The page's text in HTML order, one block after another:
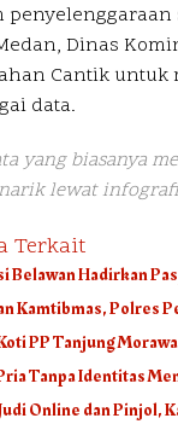
Dinas
Cantik untuk
data.
yang biasanya
lewat
Terkait
Belawan Hadirkan
Kamtibmas, Polres
PP Tanjung
Tanpa Identitas
Online dan Pinjol,